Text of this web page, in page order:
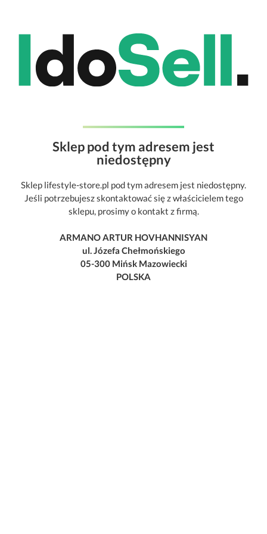
Sklep pod tym adresem jest
niedostępny
Sklep lifestyle-store.pl pod tym adresem jest niedostępny.
Jeśli potrzebujesz skontaktować się z właścicielem tego
sklepu, prosimy o kontakt z firmą.
ARMANO ARTUR HOVHANNISYAN
ul. Józefa Chełmońskiego
05-300 Mińsk Mazowiecki
POLSKA